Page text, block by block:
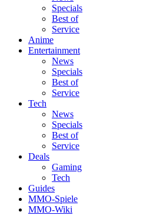
Specials
Best of
Service
Anime
Entertainment
News
Specials
Best of
Service
Tech
News
Specials
Best of
Service
Deals
Gaming
Tech
Guides
MMO-Spiele
MMO-Wiki